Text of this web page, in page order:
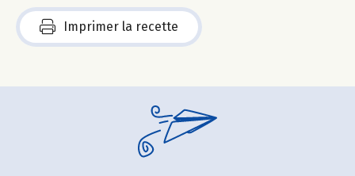
Imprimer la recette